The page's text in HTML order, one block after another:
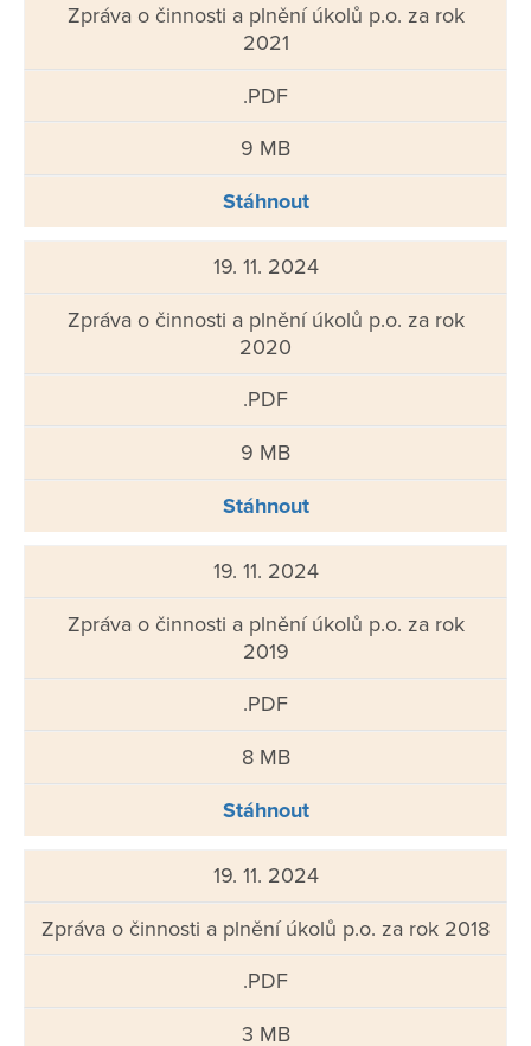
Zpráva o činnosti a plnění úkolů p.o. za rok
2021
.PDF
9 MB
Stáhnout
19. 11. 2024
Zpráva o činnosti a plnění úkolů p.o. za rok
2020
.PDF
9 MB
Stáhnout
19. 11. 2024
Zpráva o činnosti a plnění úkolů p.o. za rok
2019
.PDF
8 MB
Stáhnout
19. 11. 2024
Zpráva o činnosti a plnění úkolů p.o. za rok 2018
.PDF
3 MB